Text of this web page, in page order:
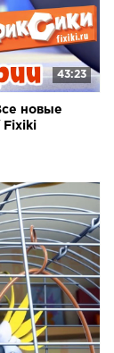
43:23
новые
Fixiki